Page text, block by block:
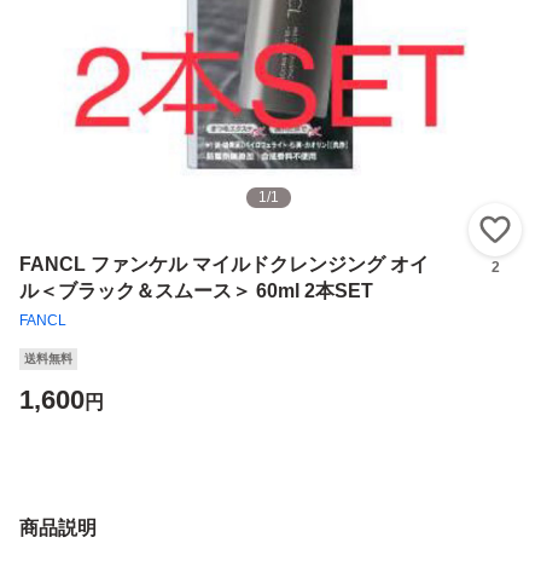
1/1
FANCL ファンケル マイルドクレンジング オイ
ル＜ブラック＆スムース＞ 60ml 2本SET
FANCL
2
送料無料
1,600円
商品説明